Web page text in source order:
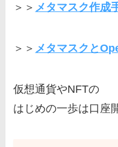
＞＞ メタマスク作成
＞＞ メタマスクと
仮想通貨やNFTの
はじめの一歩は口座